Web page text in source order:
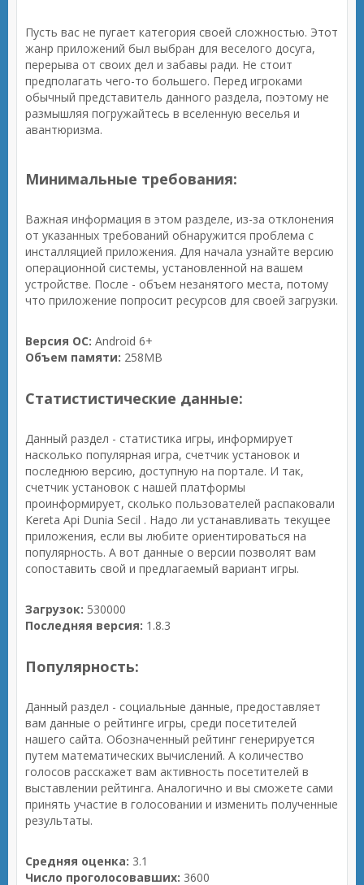
Пусть вас не пугает категория своей сложностью. Этот
жанр приложений был выбран для веселого досуга,
перерыва от своих дел и забавы ради. Не стоит
предполагать чего-то большего. Перед игроками
обычный представитель данного раздела, поэтому не
размышляя погружайтесь в вселенную веселья и
авантюризма.
Минимальные требования:
Важная информация в этом разделе, из-за отклонения
от указанных требований обнаружится проблема с
инсталляцией приложения. Для начала узнайте версию
операционной системы, установленной на вашем
устройстве. После - объем незанятого места, потому
что приложение попросит ресурсов для своей загрузки.
Версия ОС: Android 6+
Объем памяти: 258MB
Статистистические данные:
Данный раздел - статистика игры, информирует
насколько популярная игра, счетчик установок и
последнюю версию, доступную на портале. И так,
счетчик установок с нашей платформы
проинформирует, сколько пользователей распаковали
Kereta Api Dunia Secil . Надо ли устанавливать текущее
приложения, если вы любите ориентироваться на
популярность. А вот данные о версии позволят вам
сопоставить свой и предлагаемый вариант игры.
Загрузок: 530000
Последняя версия: 1.8.3
Популярность:
Данный раздел - социальные данные, предоставляет
вам данные о рейтинге игры, среди посетителей
нашего сайта. Обозначенный рейтинг генерируется
путем математических вычислений. А количество
голосов расскажет вам активность посетителей в
выставлении рейтинга. Аналогично и вы сможете сами
принять участие в голосовании и изменить полученные
результаты.
Средняя оценка: 3.1
Число проголосовавших: 3600